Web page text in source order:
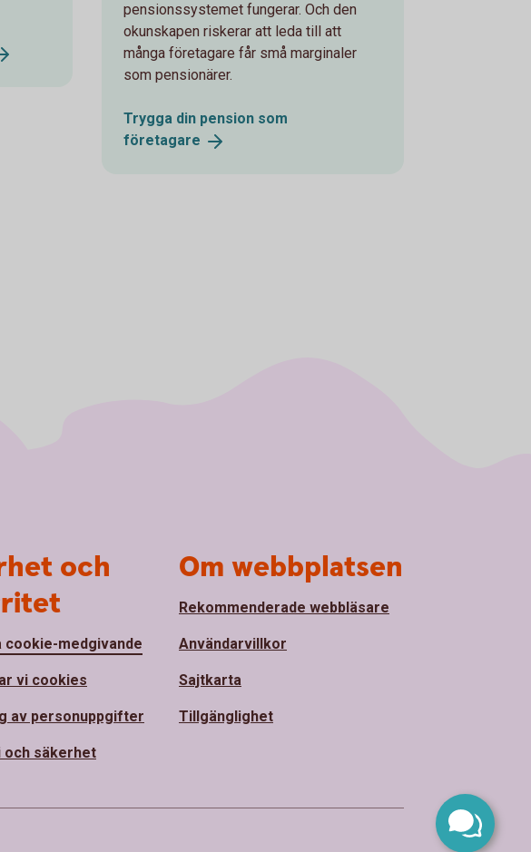
pensionssystemet fungerar. Och den
okunskapen riskerar att leda till att
många företagare får små marginaler
som pensionärer.
Trygga din pension som
företagare
och
cookie-medgivande
vi cookies
av personuppgifter
och säkerhet
Om webbplatsen
Rekommenderade webbläsare
Användarvillkor
Sajtkarta
Tillgänglighet